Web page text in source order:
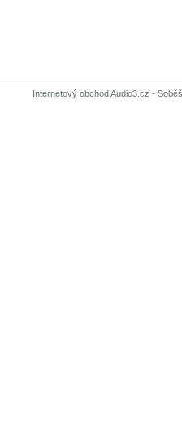
Internetový obchod Audio3.cz -